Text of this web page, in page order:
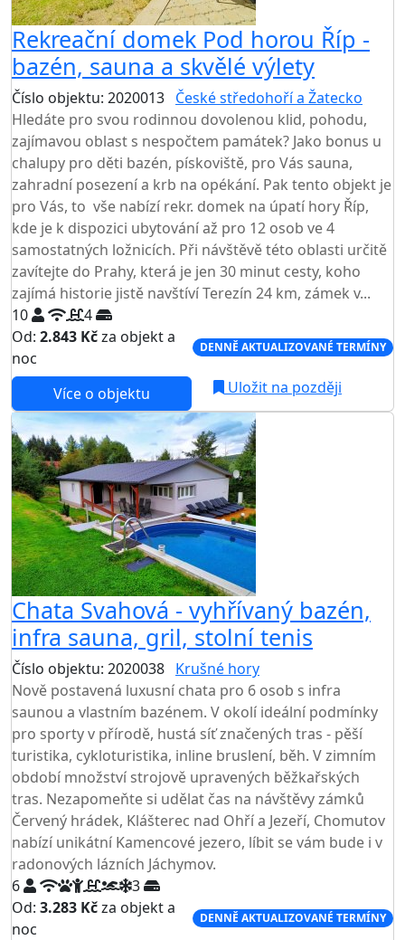
Rekreační domek Pod horou Říp -
bazén, sauna a skvělé výlety
Číslo objektu: 2020013 České středohoří a Žatecko
Hledáte pro svou rodinnou dovolenou klid, pohodu,
zajímavou oblast s nespočtem památek? Jako bonus u
chalupy pro děti bazén, pískoviště, pro Vás sauna,
zahradní posezení a krb na opékání. Pak tento objekt je
pro Vás, to vše nabízí rekr. domek na úpatí hory Říp,
kde je k dispozici ubytování až pro 12 osob ve 4
samostatných ložnicích. Při návštěvě této oblasti určitě
zavítejte do Prahy, která je jen 30 minut cesty, koho
zajímá historie jistě navštíví Terezín 24 km, zámek v...
10
4
Od: 2.843 Kčza objekt a
noc
DENNĚ AKTUALIZOVANÉ TERMÍNY
Více o objektu Uložit na později
Chata Svahová - vyhřívaný bazén,
infra sauna, gril, stolní tenis
Číslo objektu: 2020038 Krušné hory
Nově postavená luxusní chata pro 6 osob s infra
saunou a vlastním bazénem. V okolí ideální podmínky
pro sporty v přírodě, hustá síť značených tras - pěší
turistika, cykloturistika, inline bruslení, běh. V zimním
období množství strojově upravených běžkařských
tras. Nezapomeňte si udělat čas na návštěvy zámků
Červený hrádek, Klášterec nad Ohří a Jezeří, Chomutov
nabízí unikátní Kamencové jezero, líbit se vám bude i v
radonových lázních Jáchymov.
6
3
Od: 3.283 Kčza objekt a
noc
DENNĚ AKTUALIZOVANÉ TERMÍNY